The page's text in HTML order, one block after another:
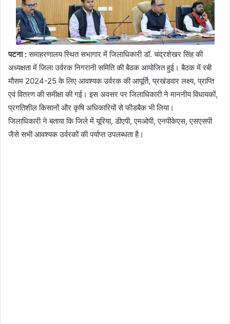
पटना :समाहरणालय स्थित सभागार में जिलाधिकारी डॉ. चंद्रशेखर सिंह की
अध्यक्षता में जिला उर्वरक निगरानी समिति की बैठक आयोजित हुई। बैठक में रबी
मौसम 2024-25 के लिए आवश्यक उर्वरक की आपूर्ति, प्रखंडवार लक्ष्य, प्राप्ति
एवं वितरण की समीक्षा की गई। इस अवसर पर जिलाधिकारी ने माननीय विधायकों,
प्रगतिशील किसानों और कृषि अधिकारियों से फीडबैक भी लिया।
जिलाधिकारी ने बताया कि जिले में यूरिया, डीएपी, एमओपी, एनपीकेएस, एसएसपी
जैसे सभी आवश्यक उर्वरकों की पर्याप्त उपलब्धता है।